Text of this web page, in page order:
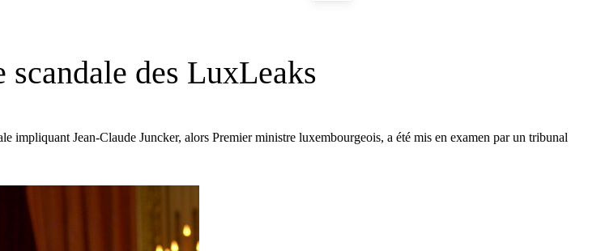
des LuxLeaks
impliquant Jean-Claude Juncker, alors Premier ministre luxembourgeois, a été mis en examen par un tribunal